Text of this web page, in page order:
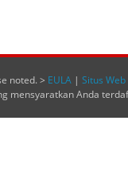
noted. > EULA | Situs
mensyaratkan Anda